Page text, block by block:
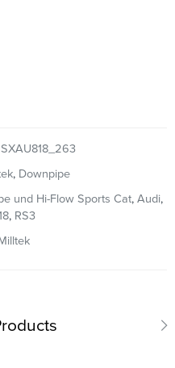
, Downpipe
und Hi-Flow Sports Cat, Audi,
, RS3